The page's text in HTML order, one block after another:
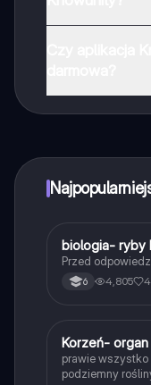
które również
BBiologia
biologia- ryby
Przed
6 4,805 4
KBiologia
Korzeń-
prawie
podziemny